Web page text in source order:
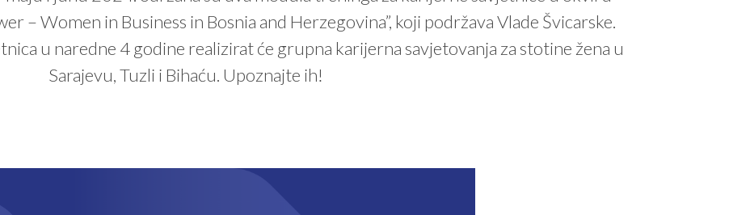
– Women in Business in Bosnia and Herzegovina”, koji podržava Vlade Švicarske.
u naredne 4 godine realizirat će grupna karijerna savjetovanja za stotine žena u
Sarajevu, Tuzli i Bihaću. Upoznajte ih!